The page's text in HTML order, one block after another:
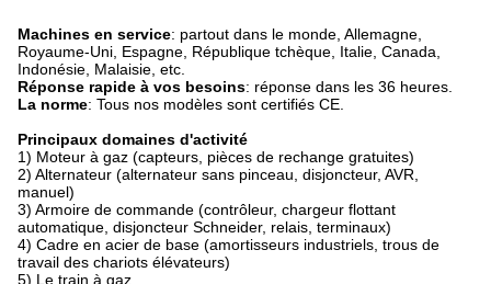
Machines en service: partout dans le monde, Allemagne,
Royaume-Uni, Espagne, République tchèque, Italie, Canada,
Indonésie, Malaisie, etc.
Réponse rapide à vos besoins: réponse dans les 36 heures.
La norme: Tous nos modèles sont certifiés CE.
Principaux domaines d'activité
1) Moteur à gaz (capteurs, pièces de rechange gratuites)
2) Alternateur (alternateur sans pinceau, disjoncteur, AVR,
manuel)
3) Armoire de commande (contrôleur, chargeur flottant
automatique, disjoncteur Schneider, relais, terminaux)
4) Cadre en acier de base (amortisseurs industriels, trous de
travail des chariots élévateurs)
5) Le train à gaz